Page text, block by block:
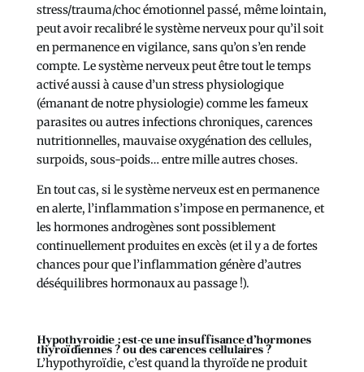
stress/trauma/choc émotionnel passé, même lointain,
peut avoir recalibré le système nerveux pour qu’il soit
en permanence en vigilance, sans qu’on s’en rende
compte. Le système nerveux peut être tout le temps
activé aussi à cause d’un stress physiologique
(émanant de notre physiologie) comme les fameux
parasites ou autres infections chroniques, carences
nutritionnelles, mauvaise oxygénation des cellules,
surpoids, sous-poids… entre mille autres choses.
En tout cas, si le système nerveux est en permanence
en alerte, l’inflammation s’impose en permanence, et
les hormones androgènes sont possiblement
continuellement produites en excès (et il y a de fortes
chances pour que l’inflammation génère d’autres
déséquilibres hormonaux au passage !).
Hypothyroidie : est-ce une insuffisance d’hormones
thyroïdiennes ? ou des carences cellulaires ?
L’hypothyroïdie, c’est quand la thyroïde ne produit